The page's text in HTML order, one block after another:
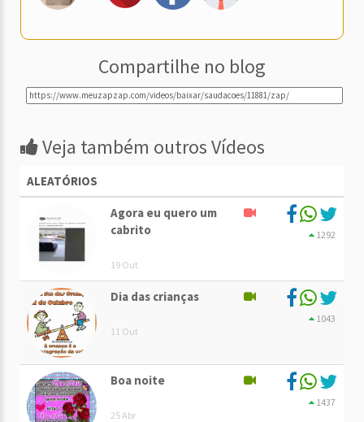
Compartilhe no blog
Veja também outros Vídeos
ALEATÓRIOS
Agora eu quero um
cabrito
19 Out
1292
Dia das crianças
11 Out
1043
Boa noite
25 Abr
1437